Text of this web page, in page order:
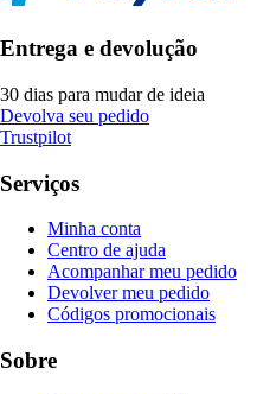
Entrega e devolução
30 dias para mudar de ideia
Devolva seu pedido
Trustpilot
Serviços
Minha conta
Centro de ajuda
Acompanhar meu pedido
Devolver meu pedido
Códigos promocionais
Sobre